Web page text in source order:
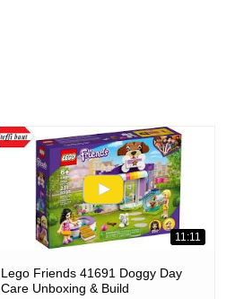
11:11
Lego Friends 41691 Doggy Day
Care Unboxing & Build